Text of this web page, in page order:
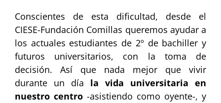
Conscientes de esta dificultad, desde el
CIESE-Fundación Comillas queremos ayudar a
los actuales estudiantes de 2º de bachiller y
futuros universitarios, con la toma de
decisión. Así que nada mejor que vivir
durante un día la vida universitaria en
nuestro centro -asistiendo como oyente-, y